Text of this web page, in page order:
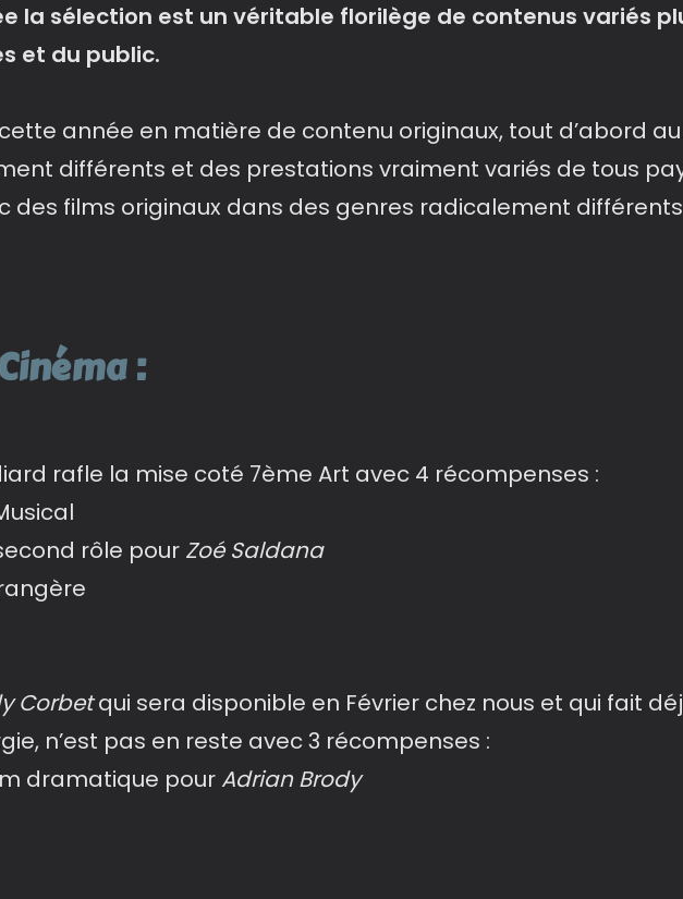
la sélection est un véritable florilège de contenus variés
et du public.
année en matière de contenu originaux, tout d’abord
différents et des prestations vraiment variés de tous
des films originaux dans des genres radicalement
:
rafle la mise coté 7ème Art avec 4 récompenses :
rôle pour Zoé Saldana
Corbetqui sera disponible en Février chez nous et qui fait
n’est pas en reste avec 3 récompenses :
dramatique pour Adrian Brody